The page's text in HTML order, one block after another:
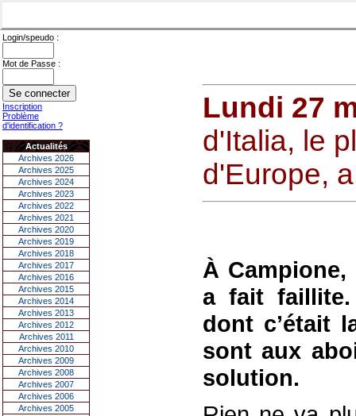
Login/speudo :
Mot de Passe :
Inscription
Problème
d'identification ?
Actualités
Archives 2026
Archives 2025
Archives 2024
Archives 2023
Archives 2022
Archives 2021
Archives 2020
Archives 2019
Archives 2018
Archives 2017
Archives 2016
Archives 2015
Archives 2014
Archives 2013
Archives 2012
Archives 2011
Archives 2010
Archives 2009
Archives 2008
Archives 2007
Archives 2006
Archives 2005
Lundi 27
d'Italia, le
d'Europe,
À
a fait faillite.
dont c’était
sont aux
solution.